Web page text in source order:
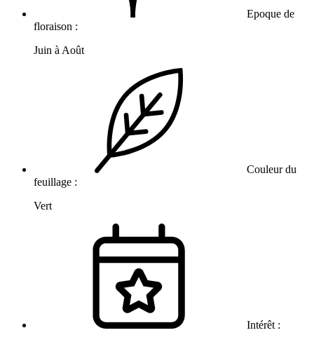
Epoque de
floraison :
Juin à Août
Couleur du
feuillage :
Vert
Intérêt :